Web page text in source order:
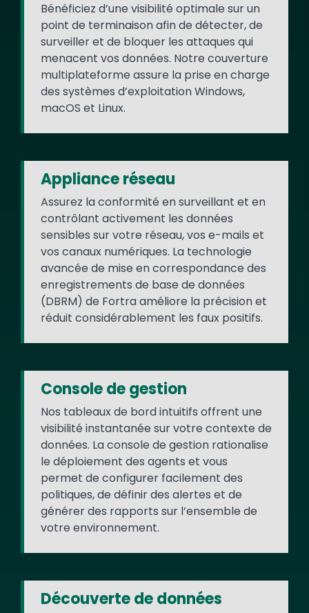
Bénéficiez d’une visibilité optimale sur un
point de terminaison afin de détecter, de
surveiller et de bloquer les attaques qui
menacent vos données. Notre couverture
multiplateforme assure la prise en charge
des systèmes d’exploitation Windows,
macOS et Linux.
Appliance réseau
Assurez la conformité en surveillant et en
contrôlant activement les données
sensibles sur votre réseau, vos e-mails et
vos canaux numériques. La technologie
avancée de mise en correspondance des
enregistrements de base de données
(DBRM) de Fortra améliore la précision et
réduit considérablement les faux positifs.
Console de gestion
Nos tableaux de bord intuitifs offrent une
visibilité instantanée sur votre contexte de
données. La console de gestion rationalise
le déploiement des agents et vous
permet de configurer facilement des
politiques, de définir des alertes et de
générer des rapports sur l’ensemble de
votre environnement.
Découverte de données